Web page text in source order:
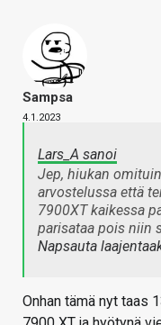
Sampsa
4.1.2023
Lars_A sanoi
Jep, hiukan
arvostelussa että
7900XT kaikessa
parisataa pois niin
Napsauta
Onhan tämä nyt taas